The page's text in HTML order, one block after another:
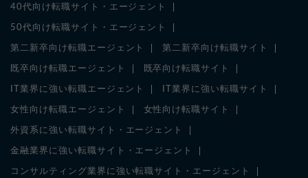
40代向け転職サイト・エージェント
50代向け転職サイト・エージェント
第二新卒向け転職エージェント 第二新卒向け転職サイト
既卒向け転職エージェント 既卒向け転職サイト
IT業界に強い転職エージェント IT業界に強い転職サイト
女性向け転職エージェント 女性向け転職サイト
外資系に強い転職サイト・エージェント
金融業界に強い転職サイト・エージェント
コンサルティング業界に強い転職サイト・エージェント